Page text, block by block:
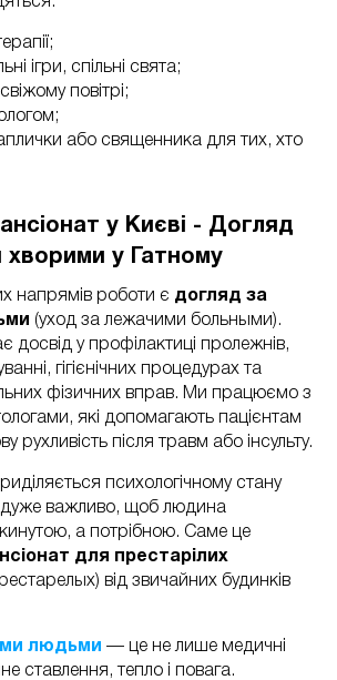
ігри, спільні свята;
повітрі;
або священника для тих, хто
у Києві - Догляд
у Гатному
напрямів роботи є догляд за
(уход за лежачими больными).
у профілактиці пролежнів,
гігієнічних процедурах та
фізичних вправ. Ми працюємо з
які допомагають пацієнтам
рухливість після травм або інсульту.
психологічному стану
дуже важливо, щоб людина
а потрібною. Саме це
для престарілих
від звичайних будинків
людьми — це не лише медичні
ставлення, тепло і повага.